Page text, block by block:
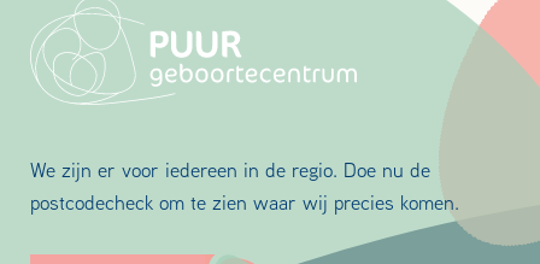
We zijn er voor iedereen in de regio. Doe nu de
postcodecheck om te zien waar wij precies komen.